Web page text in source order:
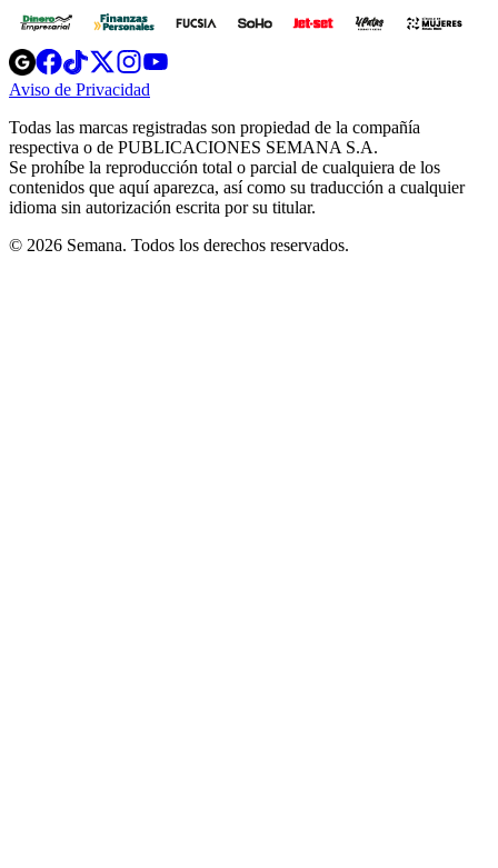
Opens
in
new
Opens
in
new
Opens
in
new
window
Opens
new
windowwindow
Aviso de Privacidad
new
window
Todas las marcas registradas son propiedad de la compañía
respectiva o de PUBLICACIONES SEMANA S.A.
Se prohíbe la reproducción total o parcial de cualquiera de los
contenidos que aquí aparezca, así como su traducción a cualquier
idioma sin autorización escrita por su titular.
© 2026 Semana. Todos los derechos reservados.